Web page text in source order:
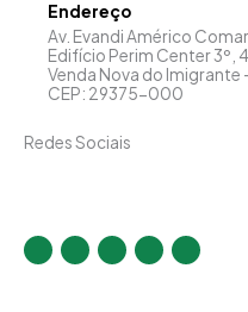
Endereço
Av. Evandi Américo
Edifício Perim Center 3º,
Venda Nova do Imigrante
CEP: 29375-000
Redes Sociais
I
s
F
c
T
w
i
Y
u
L
n